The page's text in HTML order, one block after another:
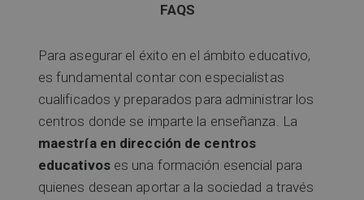
FAQS
Para asegurar el éxito en el ámbito educativo,
es fundamental contar con especialistas
cualificados y preparados para administrar los
centros donde se imparte la enseñanza. La
maestría en dirección de centros
educativoses una formación esencial para
quienes desean aportar a la sociedad a través